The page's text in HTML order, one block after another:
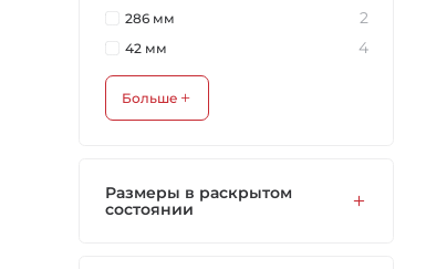
286 мм 2
42 мм 4
Больше
Размеры в раскрытом
состоянии